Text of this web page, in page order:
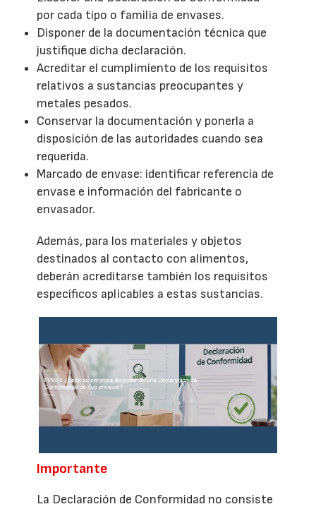
por cada tipo o familia de envases.
Disponer de la documentación técnica que
justifique dicha declaración.
Acreditar el cumplimiento de los requisitos
relativos a sustancias preocupantes y
metales pesados.
Conservar la documentación y ponerla a
disposición de las autoridades cuando sea
requerida.
Marcado de envase: identificar referencia de
envase e información del fabricante o
envasador.
Además, para los materiales y objetos
destinados al contacto con alimentos,
deberán acreditarse también los requisitos
específicos aplicables a estas sustancias.
Importante
La Declaración de Conformidad no consiste